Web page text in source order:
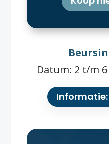
Datum: 2 t/m
Informatie: